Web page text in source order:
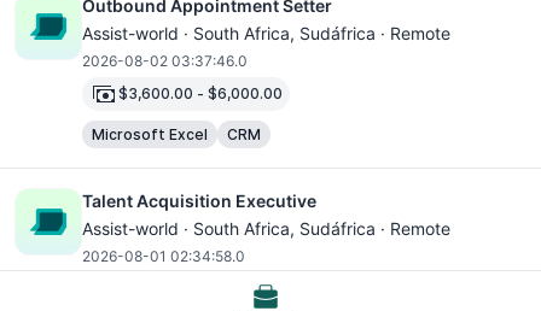
Outbound Appointment Setter
Assist-world · South Africa, Sudáfrica · Remote
2026-08-02 03:37:46.0
$3,600.00 - $6,000.00
Microsoft Excel CRM
Talent Acquisition Executive
Assist-world · South Africa, Sudáfrica · Remote
2026-08-01 02:34:58.0
$18,000.00